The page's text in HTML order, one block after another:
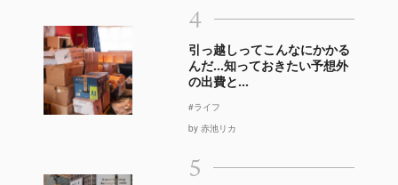
4
引っ越しってこんなにかかる
んだ…知っておきたい予想外
の出費と...
#ライフ
by 赤池リカ
5